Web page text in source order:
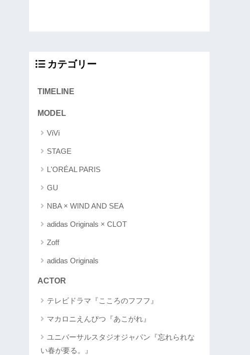
カテゴリー
TIMELINE
MODEL
ViVi
STAGE
L'ORÉAL PARIS
GU
NBA × WIND AND SEA
adidas Originals × CLOT
Zoff
adidas Originals
ACTOR
テレビドラマ『こころのフフフ』
マカロニえんぴつ『あこがれ』
ユニバーサルスタジオジャパン『忘れられな
い春が要る。』